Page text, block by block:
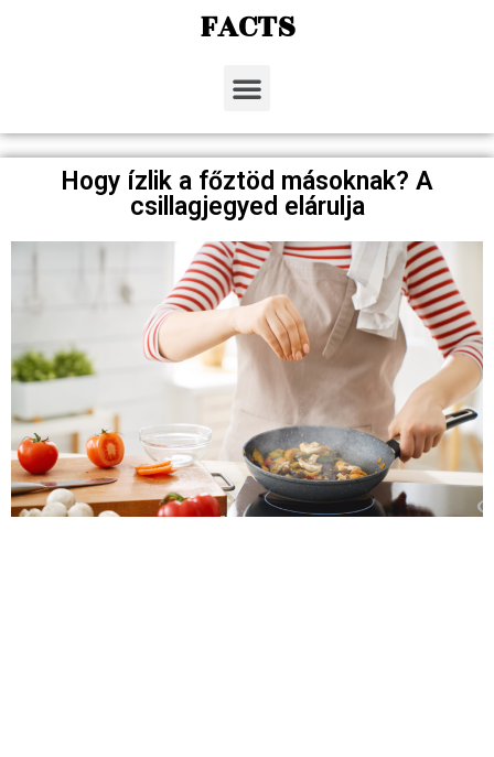
FACTS
Hogy ízlik a főztöd másoknak? A
csillagjegyed elárulja